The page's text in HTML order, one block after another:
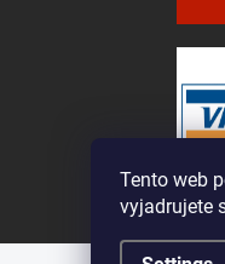
Tento web
vyjadrujete